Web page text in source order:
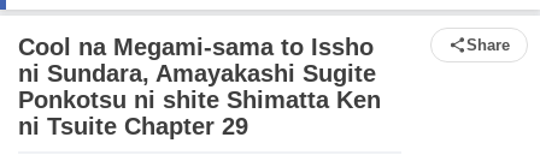
Cool na Megami-sama to Issho
ni Sundara, Amayakashi Sugite
Ponkotsu ni shite Shimatta Ken
ni Tsuite Chapter 29
Share